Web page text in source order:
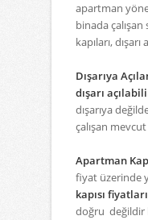
apartman
binada
kapıları,
Dışarıya
dışarı
dışarıya
çalışan mevcut
Apartman
fiyat üzerinde
kapısı fiyatları
doğru değildir